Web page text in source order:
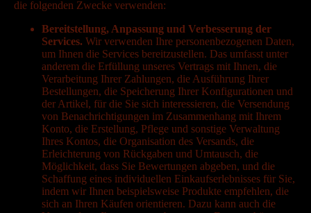
die folgenden Zwecke verwenden:
Bereitstellung, Anpassung und Verbesserung der
Services. Wir verwenden Ihre personenbezogenen Daten,
um Ihnen die Services bereitzustellen. Das umfasst unter
anderem die Erfüllung unseres Vertrags mit Ihnen, die
Verarbeitung Ihrer Zahlungen, die Ausführung Ihrer
Bestellungen, die Speicherung Ihrer Konfigurationen und
der Artikel, für die Sie sich interessieren, die Versendung
von Benachrichtigungen im Zusammenhang mit Ihrem
Konto, die Erstellung, Pflege und sonstige Verwaltung
Ihres Kontos, die Organisation des Versands, die
Erleichterung von Rückgaben und Umtausch, die
Möglichkeit, dass Sie Bewertungen abgeben, und die
Schaffung eines individuellen Einkaufserlebnisses für Sie,
indem wir Ihnen beispielsweise Produkte empfehlen, die
sich an Ihren Käufen orientieren. Dazu kann auch die